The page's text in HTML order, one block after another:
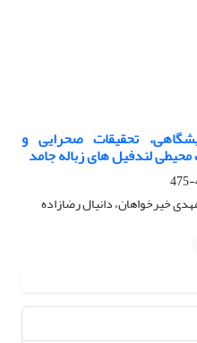
تحقیقات صحرایی و
لندفیل های زباله جامد
خیرخواهان، دانیال رضازاده